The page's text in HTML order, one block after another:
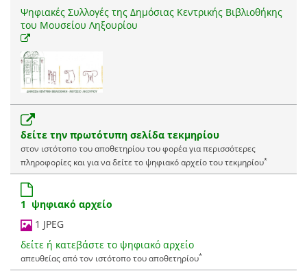
Ψηφιακές Συλλογές της Δημόσιας Κεντρικής Βιβλιοθήκης
του Μουσείου Ληξουρίου
δείτε την πρωτότυπη σελίδα τεκμηρίου
στον ιστότοπο του αποθετηρίου του φορέα για περισσότερες
πληροφορίες και για να δείτε το ψηφιακό αρχείο του τεκμηρίου*
1 ψηφιακό αρχείο
1 JPEG
δείτε ή κατεβάστε το ψηφιακό αρχείο
απευθείας από τον ιστότοπο του αποθετηρίου*